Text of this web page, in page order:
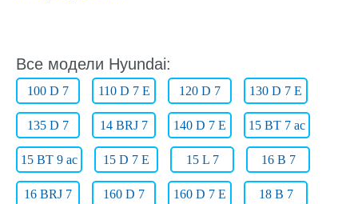
Все модели Hyundai:
100 D 7 110 D 7 E 120 D 7 130 D 7 E
135 D 7 14 BRJ 7 140 D 7 E 15 BT 7 ac
15 BT 9 ac 15 D 7 E 15 L 7 16 B 7
16 BRJ 7 160 D 7 160 D 7 E 18 B 7